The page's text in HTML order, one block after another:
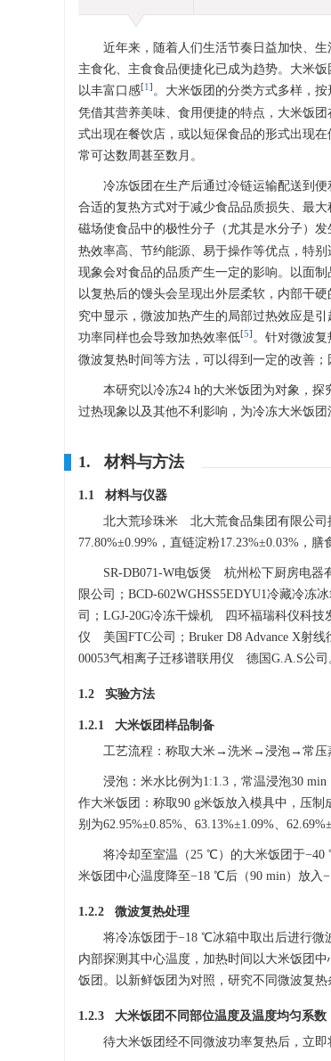
近年来，随着人们生活节奏日益加快、
主食化、主食食品便捷化已成为趋势。大米
以丰富口感[1 ] 。大米饭团的分类方式多样，
凭借其营养美味、食用便捷的特点，大米饭
式出现在餐饮店，或以短保食品的形式出现
常可达数周甚至数月。
冷冻饭团在生产后通过冷链运输配送到
合适的复热方式对于减少食品品质损失、最
磁场使食品中的极性分子（尤其是水分子）
热效率高、节约能源、易于操作等优点，特
现象会对食品的品质产生一定的影响。以面
以复热后的馒头会呈现出外层柔软，内部干
究中显示，微波加热产生的局部过热效应是
功率同样也会导致加热效率低[5] 。针对微波
微波复热时间等方法，可以得到一定的改善
本研究以冷冻24 h的大米饭团为对象，
过热现象以及其他不利影响，为冷冻大米饭
1. 材料与方法
1.1 材料与仪器
北大荒珍珠米 北大荒食品集团有限公司
77.80%±0.99%，直链淀粉17.23%±0.03%，膳
SR-DB071-W电饭煲 杭州松下厨房电
限公司；BCD-602WGHSS5EDYU1冷藏冷
司；LGJ-20G冷冻干燥机 四环福瑞科仪科
仪 美国FTC公司；Bruker D8 Advance X射
00053气相离子迁移谱联用仪 德国G.A.S公司
1.2 实验方法
1.2.1 大米饭团样品制备
工艺流程：称取大米→洗米→浸泡→常压
浸泡：米水比例为1:1.3，常温浸泡30
作大米饭团：称取90 g米饭放入模具中，压
别为62.95%±0.85%、63.13%±1.09%、
将冷却至室温（25 ℃）的大米饭团于
米饭团中心温度降至−18 ℃后（90 min）放入
1.2.2 微波复热处理
将冷冻饭团于−18 ℃冰箱中取出后进行微
内部探测其中心温度，加热时间以大米饭团
饭团。以新鲜饭团为对照，研究不同微波复热
1.2.3 大米饭团不同部位温度及温度均匀系数
待大米饭团经不同微波功率复热后，立